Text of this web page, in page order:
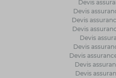
Devis
Devis
Devis
Devis
Devis
Devis
Devis
Devis
Devis